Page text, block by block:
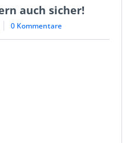
auch sicher!
0 Kommentare